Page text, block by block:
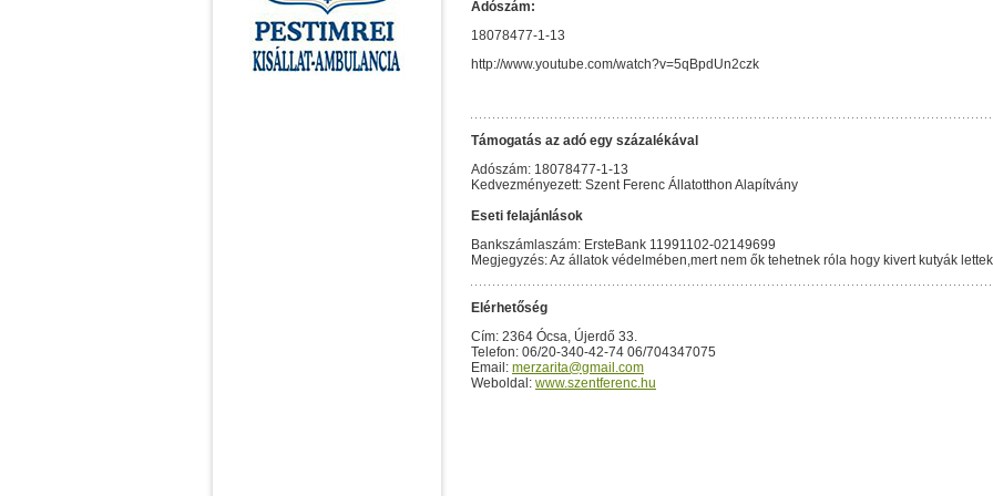
Adószám:
18078477-1-13
http://www.youtube.com/watch?v=5qBpdUn2czk
Támogatás az adó egy százalékával
Adószám: 18078477-1-13
Kedvezményezett: Szent Ferenc Állatotthon Alapítvány
Eseti felajánlások
Bankszámlaszám: ErsteBank 11991102-02149699
Megjegyzés: Az állatok védelmében,mert nem ők tehetnek róla hogy kivert kutyák
Elérhetőség
Cím: 2364 Ócsa, Újerdő 33.
Telefon: 06/20-340-42-74 06/704347075
Email: merzarita@gmail.com
Weboldal: www.szentferenc.hu